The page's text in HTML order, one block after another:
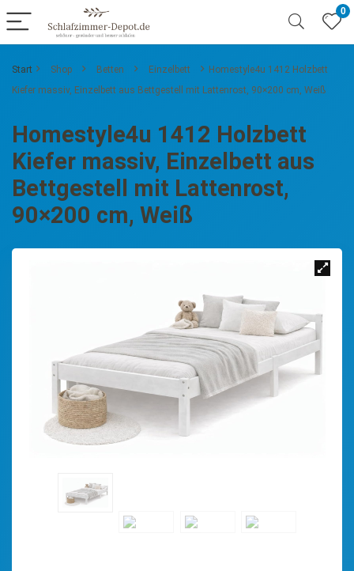
0
Start Shop Betten Einzelbett
Homestyle4u 1412 Holzbett
Kiefer massiv, Einzelbett aus Bettgestell mit Lattenrost, 90×200 cm, Weiß
Homestyle4u 1412 Holzbett
Kiefer massiv, Einzelbett aus
Bettgestell mit Lattenrost,
90×200 cm, Weiß